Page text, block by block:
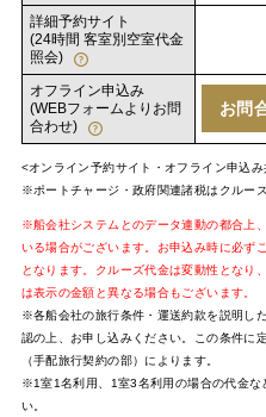
詳細予約サイト
(24時間 客室別空室代金
照会)
オフライン申込み
(WEBフォームよりお問
合わせ)
お問
<オンライン予約サイト・オフライン申込
※ポートチャージ・政府関連諸税はクルー
※船会社システムとのデータ連動の都合上
いる場合がございます。お申込み時に必ず
となります。クルーズ代金は変動性となり
は表示の金額と異なる場合もございます。
※各船会社の旅行条件・運送約款を説明し
認の上、お申し込みください。この条件に
（手配旅行契約の部）によります。
※1室1名利用、1室3名利用の場合の代金な
い。